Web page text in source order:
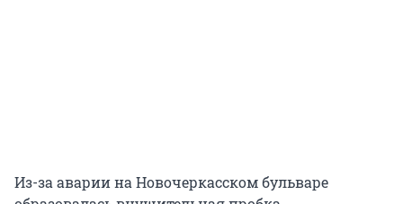
Из-за аварии на Новочеркасском бульваре